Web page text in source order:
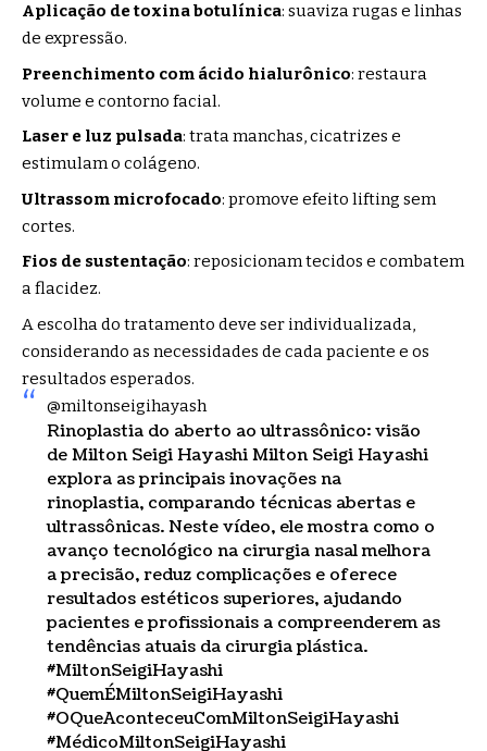
Aplicação de toxina botulínica: suaviza rugas e linhas
de expressão.
Preenchimento com ácido hialurônico: restaura
volume e contorno facial.
Laser e luz pulsada: trata manchas, cicatrizes e
estimulam o colágeno.
Ultrassom microfocado: promove efeito lifting sem
cortes.
Fios de sustentação: reposicionam tecidos e combatem
a flacidez.
A escolha do tratamento deve ser individualizada,
considerando as necessidades de cada paciente e os
resultados esperados.
@miltonseigihayash
Rinoplastia do aberto ao ultrassônico: visão
de Milton Seigi Hayashi Milton Seigi Hayashi
explora as principais inovações na
rinoplastia, comparando técnicas abertas e
ultrassônicas. Neste vídeo, ele mostra como o
avanço tecnológico na cirurgia nasal melhora
a precisão, reduz complicações e oferece
resultados estéticos superiores, ajudando
pacientes e profissionais a compreenderem as
tendências atuais da cirurgia plástica.
#MiltonSeigiHayashi
#QuemÉMiltonSeigiHayashi
#OQueAconteceuComMiltonSeigiHayashi
#MédicoMiltonSeigiHayashi